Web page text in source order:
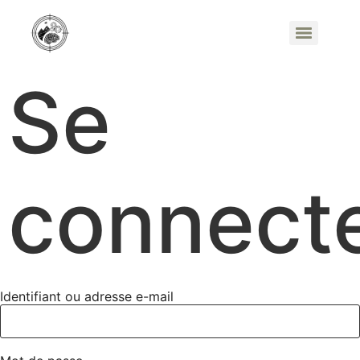
Se
Identifiant ou adresse e-mail